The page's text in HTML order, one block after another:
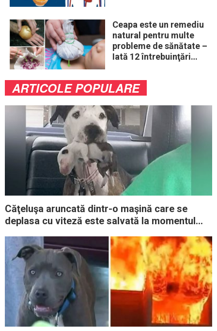
Ceapa este un remediu
natural pentru multe
probleme de sănătate –
Iată 12 întrebuinţări
ARTICOLE POPULARE
Căţeluşa aruncată dintr-o maşină care se
deplasa cu viteză este salvată la momentul